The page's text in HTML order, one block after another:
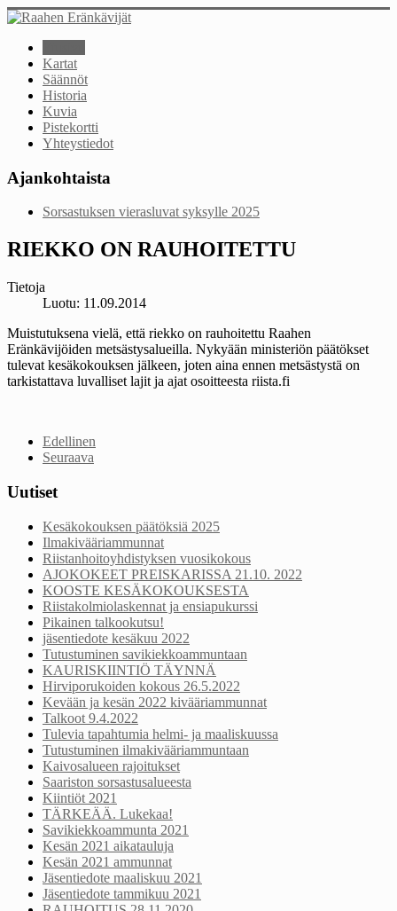
Kartat
Säännöt
Historia
Kuvia
Pistekortti
Yhteystiedot
Ajankohtaista
Sorsastuksen vierasluvat syksylle 2025
RIEKKO ON RAUHOITETTU
Tietoja
Luotu: 11.09.2014
Muistutuksena vielä, että riekko on rauhoitettu Raahen
Eränkävijöiden metsästysalueilla. Nykyään ministeriön päätökset
tulevat kesäkokouksen jälkeen, joten aina ennen metsästystä on
tarkistattava luvalliset lajit ja ajat osoitteesta riista.fi
Edellinen
Seuraava
Uutiset
Kesäkokouksen päätöksiä 2025
Ilmakivääriammunnat
Riistanhoitoyhdistyksen vuosikokous
AJOKOKEET PREISKARISSA 21.10. 2022
KOOSTE KESÄKOKOUKSESTA
Riistakolmiolaskennat ja ensiapukurssi
Pikainen talkookutsu!
jäsentiedote kesäkuu 2022
Tutustuminen savikiekkoammuntaan
KAURISKIINTIÖ TÄYNNÄ
Hirviporukoiden kokous 26.5.2022
Kevään ja kesän 2022 kivääriammunnat
Talkoot 9.4.2022
Tulevia tapahtumia helmi- ja maaliskuussa
Tutustuminen ilmakivääriammuntaan
Kaivosalueen rajoitukset
Saariston sorsastusalueesta
Kiintiöt 2021
TÄRKEÄÄ. Lukekaa!
Savikiekkoammunta 2021
Kesän 2021 aikatauluja
Kesän 2021 ammunnat
Jäsentiedote maaliskuu 2021
Jäsentiedote tammikuu 2021